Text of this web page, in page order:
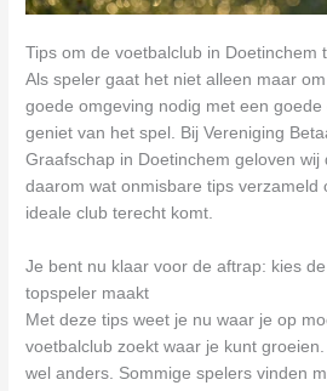
Tips om de voetbalclub in Doetinchem
Als speler gaat het niet alleen maar
goede omgeving nodig met een goede
geniet van het spel. Bij Vereniging
Graafschap in Doetinchem geloven wij
daarom wat onmisbare tips verzameld
ideale club terecht komt.
Je bent nu klaar voor de aftrap: kies
topspeler maakt
Met deze tips weet je nu waar je op
voetbalclub zoekt waar je kunt
wel anders. Sommige spelers vinden